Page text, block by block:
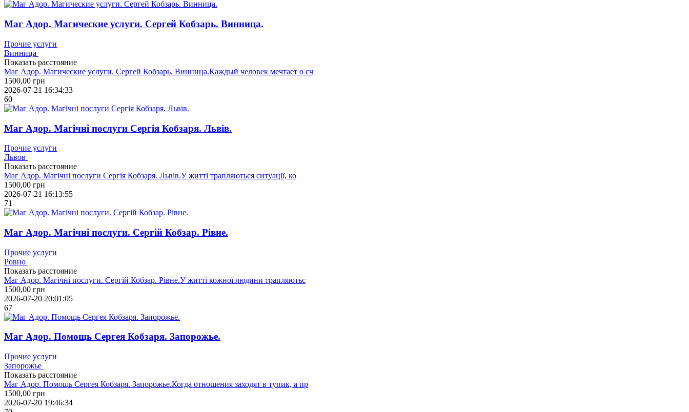
Маг Адор. Магические услуги. Сергей Кобзарь. Винница.
Прочие услуги
Винница
Показать расстояние
Маг Адор. Магические услуги. Сергей Кобзарь. Винница.Каждый человек мечтает о сч
1500,00 грн
2026-07-21 16:34:33
60
Маг Адор. Магічні послуги Сергія Кобзаря. Львів.
Прочие услуги
Львов
Показать расстояние
Маг Адор. Магічні послуги Сергія Кобзаря. Львів.У житті трапляються ситуації, ко
1500,00 грн
2026-07-21 16:13:55
71
Маг Адор. Магічні послуги. Сергій Кобзар. Рівне.
Прочие услуги
Ровно
Показать расстояние
Маг Адор. Магічні послуги. Сергій Кобзар. Рівне.У житті кожної людини трапляютьс
1500,00 грн
2026-07-20 20:01:05
67
Маг Адор. Помощь Сергея Кобзаря. Запорожье.
Прочие услуги
Запорожье
Показать расстояние
Маг Адор. Помощь Сергея Кобзаря. Запорожье.Когда отношения заходят в тупик, а пр
1500,00 грн
2026-07-20 19:46:34